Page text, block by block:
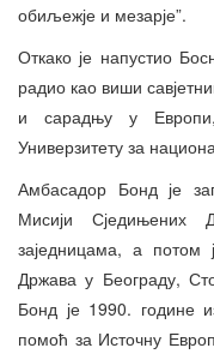
обиљежје и мезарје”.
Откако је напустио
радио као виши
и сарадњу у
Универзитету за
Амбасадор Бонд је
Мисији Сједињених
заједницама, а
Држава у Београду,
Бонд је 1990. године
помоћ за Источну